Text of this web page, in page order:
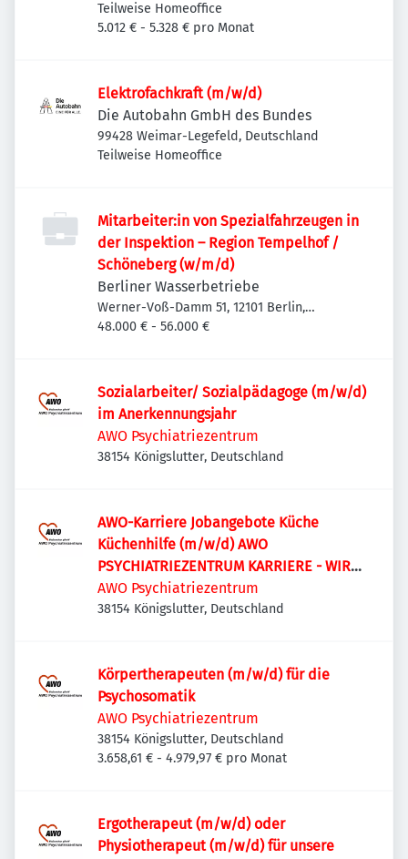
Teilweise Homeoffice
5.012 € - 5.328 € pro Monat
Elektrofachkraft (m/w/d)
Die Autobahn GmbH des Bundes
99428 Weimar-Legefeld, Deutschland
Teilweise Homeoffice
Mitarbeiter:in von Spezialfahrzeugen in
der Inspektion – Region Tempelhof /
Schöneberg (w/m/d)
Berliner Wasserbetriebe
Werner-Voß-Damm 51, 12101 Berlin,
Deutschland
48.000 € - 56.000 €
Sozialarbeiter/ Sozialpädagoge (m/w/d)
im Anerkennungsjahr
AWO Psychiatriezentrum
38154 Königslutter, Deutschland
AWO-Karriere Jobangebote Küche
Küchenhilfe (m/w/d) AWO
PSYCHIATRIEZENTRUM KARRIERE - WIR
SUCHEN! Küchenhilfe (m/w/d)
AWO Psychiatriezentrum
38154 Königslutter, Deutschland
Körpertherapeuten (m/w/d) für die
Psychosomatik
AWO Psychiatriezentrum
38154 Königslutter, Deutschland
3.658,61 € - 4.979,97 € pro Monat
Ergotherapeut (m/w/d) oder
Physiotherapeut (m/w/d) für unsere